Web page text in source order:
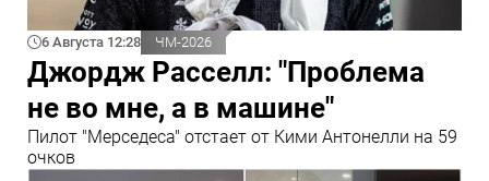
6 Августа 12:28 ЧМ-2026
Джордж Расселл: "Проблема
не во мне, а в машине"
Пилот "Мерседеса" отстает от Кими Антонелли на 59
очков